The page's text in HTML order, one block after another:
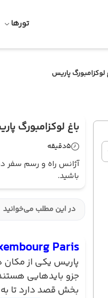
تورها
لوکزامبورگ پاریس
باغ لوکزامبورگ
5دقیقه
آژانس راه و رسم سفر
باشید.
در این مطلب می‌خوانید
Paris
پاریس یکی از
جزو بایدهایی
بخش قصد دارد تا